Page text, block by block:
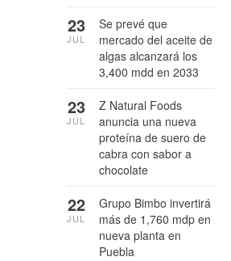
Se prevé que
mercado del aceite de
algas alcanzará los
3,400 mdd en 2033
23
JUL
Z Natural Foods
anuncia una nueva
proteína de suero de
cabra con sabor a
chocolate
23
JUL
Grupo Bimbo invertirá
más de 1,760 mdp en
nueva planta en
Puebla
22
JUL